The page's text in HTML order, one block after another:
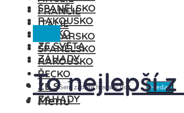
FRANCIE
ITÁLIE
MAĎARSKO
ŠPANĚLSKO
RAKOUSKO
ŘECKO
ZE SVĚTA
ZÁHADY
ŠPANĚLSKO
RAKOUSKO
ŘECKO
ZE SVĚTA
ZÁHADY
Hledat
Menu
To nejlepší